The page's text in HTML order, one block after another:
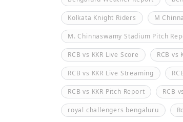
Kolkata Knight Riders M
M. Chinnaswamy Stadium Pitch
RCB vs KKR Live Score RCB vs
RCB vs KKR Live Streaming
RCB vs KKR Pitch Report RCB
royal challengers bengaluru